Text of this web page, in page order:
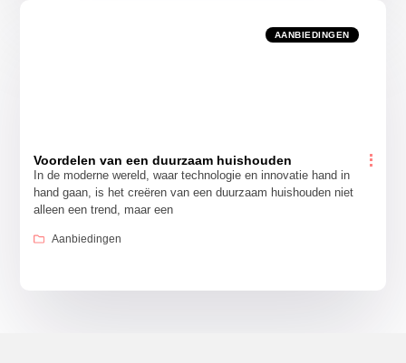
AANBIEDINGEN
Voordelen van een duurzaam huishouden
In de moderne wereld, waar technologie en innovatie hand in
hand gaan, is het creëren van een duurzaam huishouden niet
alleen een trend, maar een
Aanbiedingen